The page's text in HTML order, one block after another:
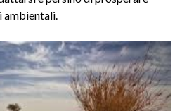
ambientali.